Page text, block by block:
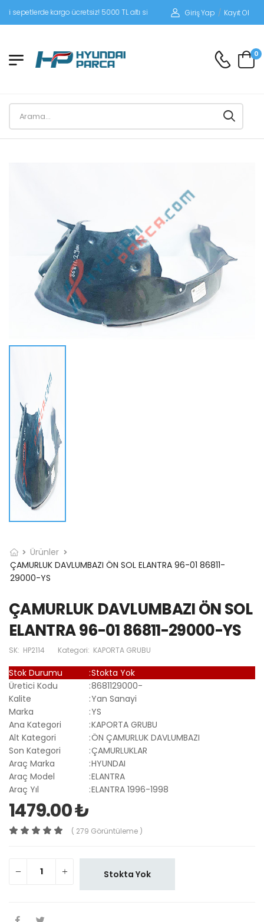
kargo ücretsiz! 5000 TL altı siparişlerinizde siparişleriniz alıcı
Giriş Yap / Kayıt Ol
0
Ürünler
ÇAMURLUK DAVLUMBAZI ÖN SOL ELANTRA 96-01 86811-
29000-YS
ÇAMURLUK DAVLUMBAZI ÖN SOL
ELANTRA 96-01 86811-29000-YS
SK: HP2114 Kategori: KAPORTA GRUBU
Stok Durumu :Stokta Yok
Üretici Kodu
:8681129000-
Kalite
:Yan Sanayi
Marka
:YS
Ana Kategori
:KAPORTA GRUBU
Alt Kategori
:ÖN ÇAMURLUK DAVLUMBAZI
Son Kategori
:ÇAMURLUKLAR
Araç Marka
:HYUNDAI
Araç Model
:ELANTRA
Araç Yıl
:ELANTRA 1996-1998
1479.00 ₺
( 279 Görüntüleme )
Stokta Yok